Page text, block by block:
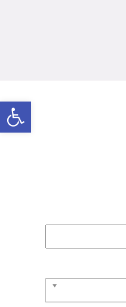
פתח